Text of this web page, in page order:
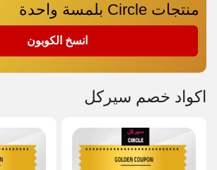
منتجات Circle بلمسة واحدة
انسخ الكوبون
اكواد خصم سيركل